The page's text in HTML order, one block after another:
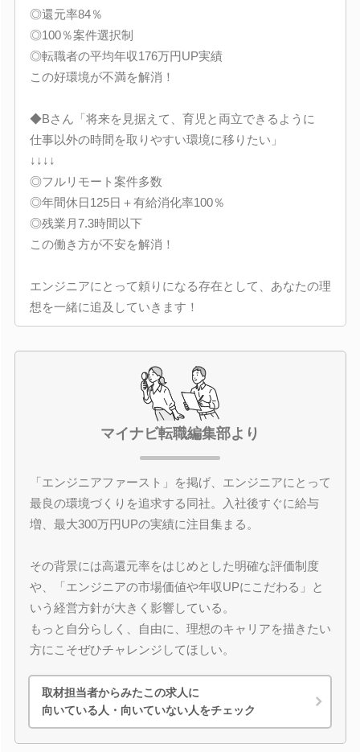
◎還元率84％
◎100％案件選択制
◎転職者の平均年収176万円UP実績
この好環境が不満を解消！
◆Bさん「将来を見据えて、育児と両立できるように
仕事以外の時間を取りやすい環境に移りたい」
↓↓↓↓
◎フルリモート案件多数
◎年間休日125日＋有給消化率100％
◎残業月7.3時間以下
この働き方が不安を解消！
エンジニアにとって頼りになる存在として、あなたの理
想を一緒に追及していきます！
マイナビ転職編集部より
「エンジニアファースト」を掲げ、エンジニアにとって
最良の環境づくりを追求する同社。入社後すぐに給与
増、最大300万円UPの実績に注目集まる。
その背景には高還元率をはじめとした明確な評価制度
や、「エンジニアの市場価値や年収UPにこだわる」と
いう経営方針が大きく影響している。
もっと自分らしく、自由に、理想のキャリアを描きたい
方にこそぜひチャレンジしてほしい。
取材担当者からみたこの求人に
向いている人・向いていない人をチェック